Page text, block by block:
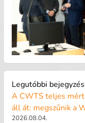
Legutóbbi
A CWTS teljes
áll át: megszűnik a
2026.08.04.